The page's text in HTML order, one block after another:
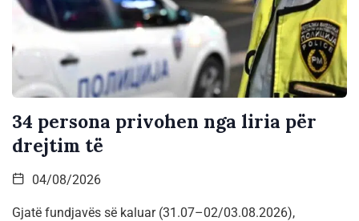
34 persona privohen nga liria për
drejtim të
04/08/2026
Gjatë fundjavës së kaluar (31.07–02/03.08.2026),